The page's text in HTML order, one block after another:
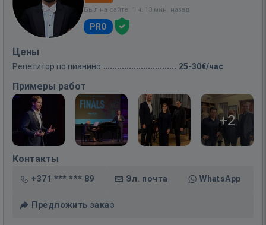
Был на сайте: 1 ч. 13 мин. назад
PRO
Цены
Репетитор по пианино 25-30€/час
Примеры работ
+2
Контакты
+371 *** *** 89 Эл. почта WhatsApp
Предложить заказ